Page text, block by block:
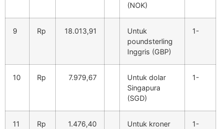
(NOK)
9 Rp 18.013,91
Untuk
poundsterling
Inggris (GBP)
1-
10 Rp 7.979,67
Untuk dolar
Singapura
(SGD)
1-
11 Rp 1.476,40
Untuk kroner
1-